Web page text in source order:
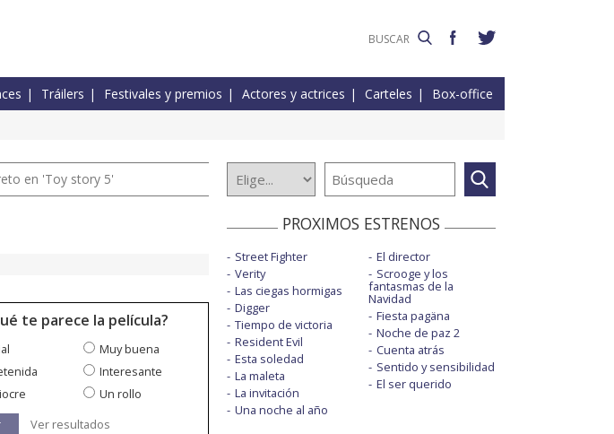
Tráilers Festivales y premios Actores y actrices Carteles Box-office
en 'Toy story 5'
te parece la película?
Muy buena
Interesante
Un rollo
Ver resultados
PROXIMOS ESTRENOS
Street Fighter
Verity
Las ciegas hormigas
Digger
Tiempo de victoria
Resident Evil
Esta soledad
La maleta
La invitación
Una noche al año
El director
Scrooge y los
fantasmas de la
Navidad
Fiesta pagäna
Noche de paz 2
Cuenta atrás
Sentido y sensibilidad
El ser querido